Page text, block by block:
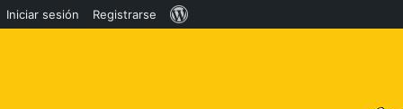
Iniciar sesión Registrarse